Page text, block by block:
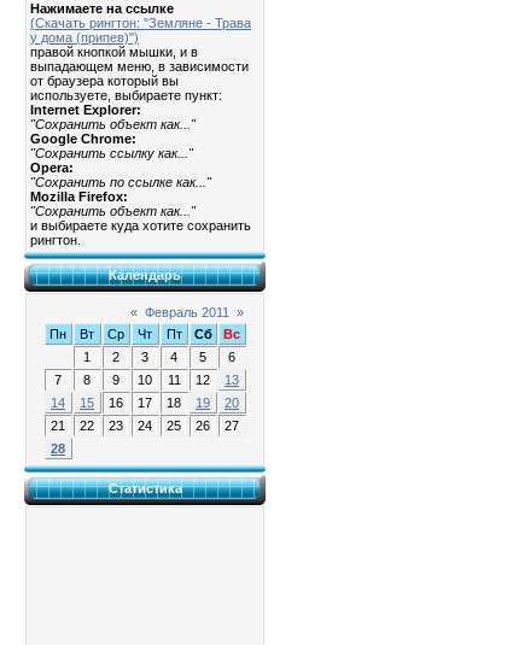
Нажимаете на ссылке
(Скачать рингтон: "Земляне - Трава
у дома (припев)")
правой кнопкой мышки, и в
выпадающем меню, в зависимости
от браузера который вы
используете, выбираете пункт:
Internet Explorer:
"Сохранить объект как..."
Google Chrome:
"Сохранить ссылку как..."
Opera:
"Сохранить по ссылке как..."
Mozilla Firefox:
"Сохранить объект как..."
и выбираете куда хотите сохранить
рингтон.
Календарь
« Февраль 2011
»
Пн
Вт Ср Чт Пт Сб
Вс
1
2 3 4 5
6
7
8 9 10 11 12
13
14
15 16 17 18 19
20
21
22 23 24 25 26
27
28
Статистика